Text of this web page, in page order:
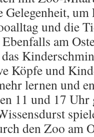
um
und die
am
Köpfe und
lernen und
11 und 17
den Zoo am